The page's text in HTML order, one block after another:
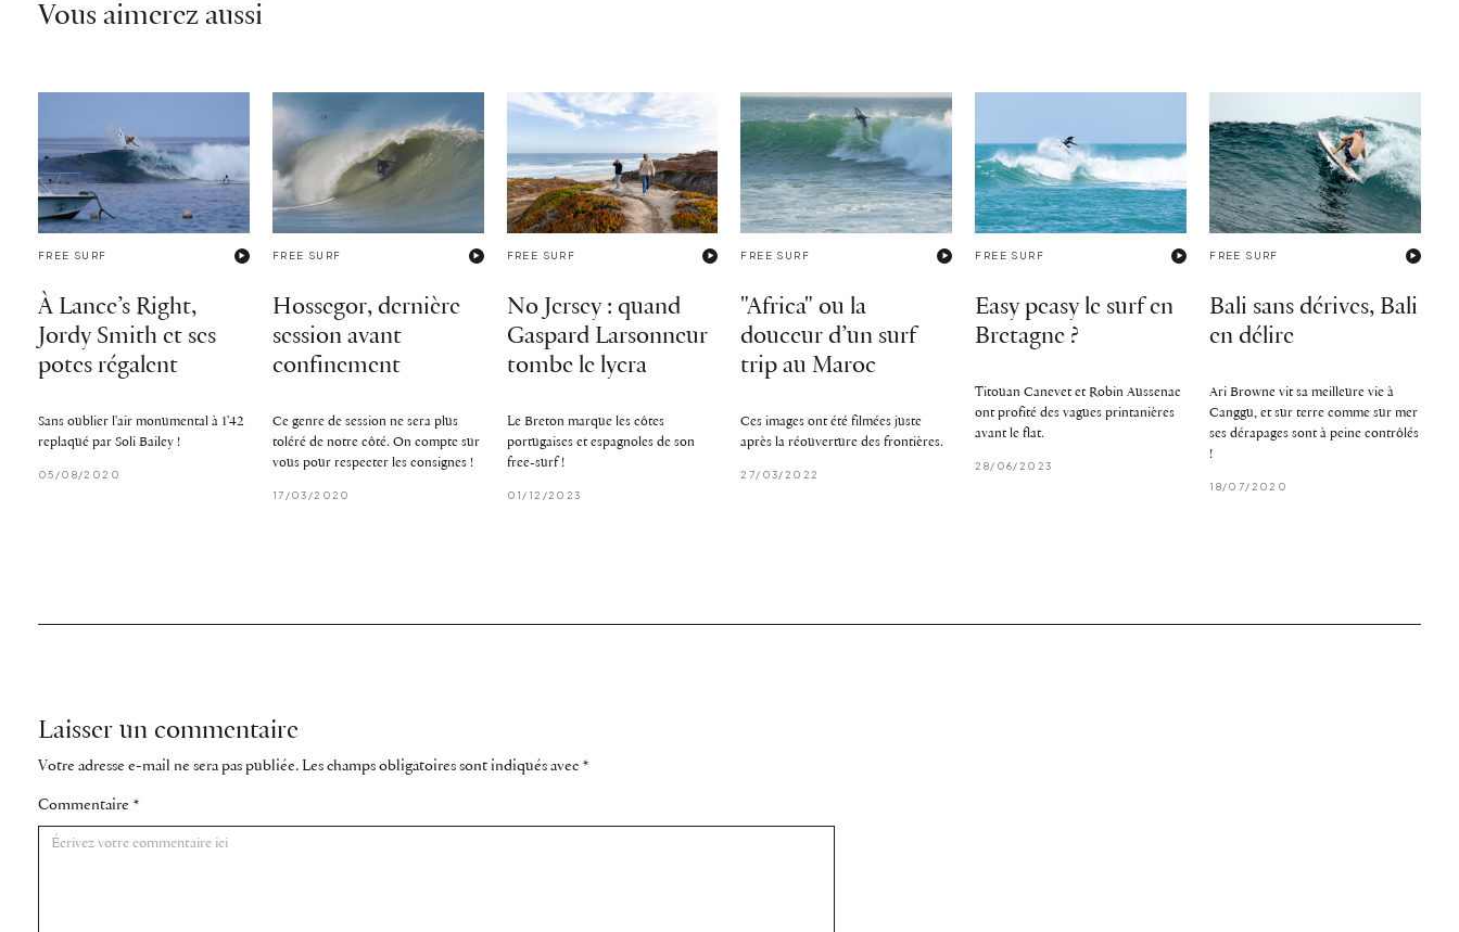
Vous aimerez aussi
FREE SURF
À Lance’s Right,
Jordy Smith et ses
potes régalent
Sans oublier l'air monumental à 1'42
replaqué par Soli Bailey !
05/08/2020
FREE SURF
Hossegor, dernière
session avant
confinement
Ce genre de session ne sera plus
toléré de notre côté. On compte sur
vous pour respecter les consignes !
17/03/2020
FREE SURF
No Jersey : quand
Gaspard Larsonneur
tombe le lycra
Le Breton marque les côtes
portugaises et espagnoles de son
free-surf !
01/12/2023
FREE SURF
"Africa" ou la
douceur d’un surf
trip au Maroc
Ces images ont été filmées juste
après la réouverture des frontières.
27/03/2022
FREE SURF
Easy peasy le surf en
Bretagne ?
Titouan Canevet et Robin Aussenac
ont profité des vagues printanières
avant le flat.
28/06/2023
FREE SURF
Bali sans dérives, Bali
en délire
Ari Browne vit sa meilleure vie à
Canggu, et sur terre comme sur mer
ses dérapages sont à peine contrôlés
!
18/07/2020
Laisser un commentaire
Votre adresse e-mail ne sera pas publiée. Les champs obligatoires sont indiqués avec *
Commentaire *